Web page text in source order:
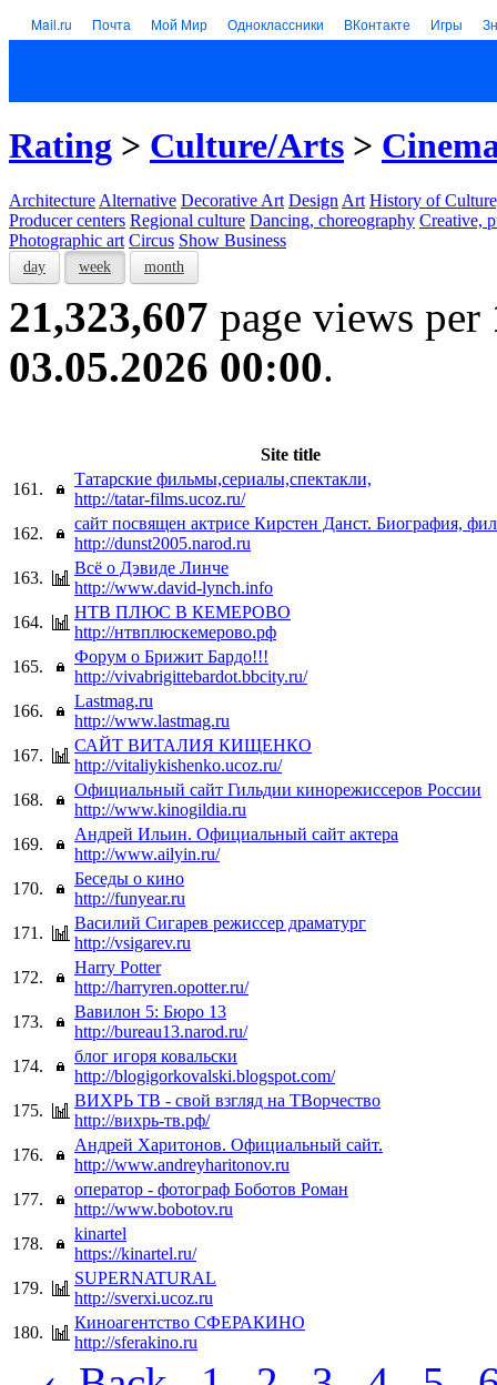
Mail.ru Почта Мой Мир Одноклассники ВКонтакте Игры
Rating > Culture/Arts >
Architecture Alternative Decorative Art Design Art History of
Producer centers Regional culture Dancing, choreography Creative,
Photographic art Circus Show Business
day week month
21,323,607 page views per
03.05.2026 00:00.
Site title
161.
Татарские фильмы,сериалы,спектакли,
http://tatar-films.ucoz.ru/
162.
сайт посвящен актрисе Кирстен Данст. Биография,
http://dunst2005.narod.ru
163.
Всё о Дэвиде Линче
http://www.david-lynch.info
164.
НТВ ПЛЮС В КЕМЕРОВО
http://нтвплюскемерово.рф
165.
Форум о Брижит Бардо!!!
http://vivabrigittebardot.bbcity.ru/
166.
Lastmag.ru
http://www.lastmag.ru
167.
САЙТ ВИТАЛИЯ КИЩЕНКО
http://vitaliykishenko.ucoz.ru/
168.
Официальный сайт Гильдии кинорежиссеров России
http://www.kinogildia.ru
169.
Андрей Ильин. Официальный сайт актера
http://www.ailyin.ru/
170.
Беседы о кино
http://funyear.ru
171.
Василий Сигарев режиссер драматург
http://vsigarev.ru
172.
Harry Potter
http://harryren.opotter.ru/
173.
Вавилон 5: Бюро 13
http://bureau13.narod.ru/
174.
блог игоря ковальски
http://blogigorkovalski.blogspot.com/
175.
ВИХРЬ ТВ - свой взгляд на ТВорчество
http://вихрь-тв.рф/
176.
Андрей Харитонов. Официальный сайт.
http://www.andreyharitonov.ru
177.
оператор - фотограф Боботов Роман
http://www.bobotov.ru
178.
kinartel
https://kinartel.ru/
179.
SUPERNATURAL
http://sverxi.ucoz.ru
180.
Киноагентство СФЕРАКИНО
http://sferakino.ru